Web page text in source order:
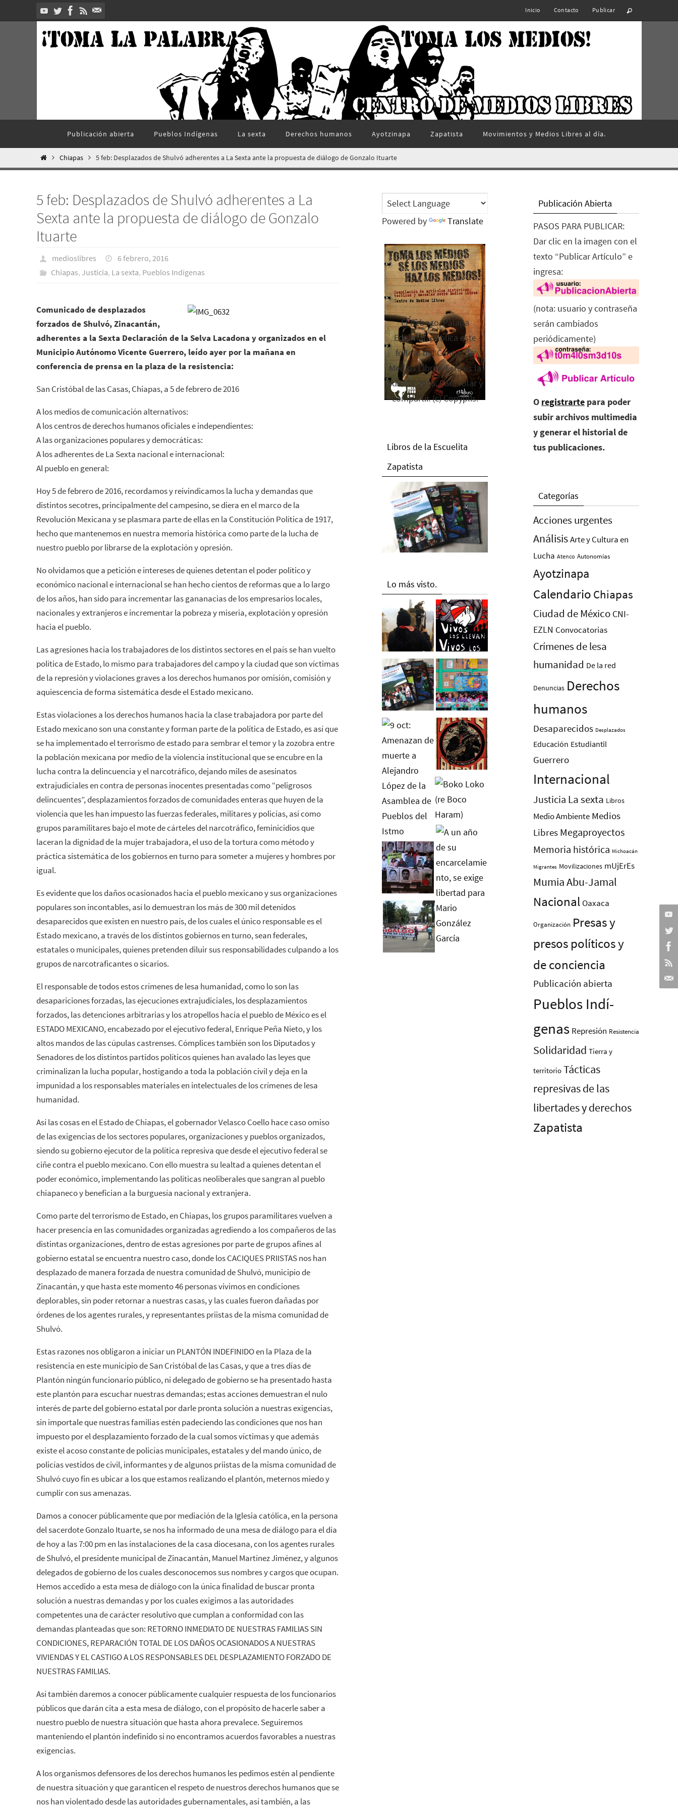
al
Inicio Contacto Publicar
contenido
Publicación abierta Pueblos Indí­genas La sexta Derechos humanos Ayotzinapa Zapatista Movimientos y Medios Libres al día.
InicioChiapas 5 feb: Desplazados de Shulvó adherentes a La Sexta ante la propuesta de diálogo de Gonzalo Ituarte
5 feb: Desplazados de Shulvó adherentes a La
Sexta ante la propuesta de diálogo de Gonzalo
Ituarte
medioslibres
6 febrero, 2016
Chiapas, Justicia, La sexta, Pueblos Indí­genas
Comunicado de desplazados
forzados de Shulvó, Zinacantán,
adherentes a la Sexta Declaración de la Selva Lacadona y organizados en el
Municipio Autónomo Vicente Guerrero, leído ayer por la mañana en
conferencia de prensa en la plaza de la resistencia:
San Cristóbal de las Casas, Chiapas, a 5 de febrero de 2016
A los medios de comunicación alternativos:
A los centros de derechos humanos oficiales e independientes:
A las organizaciones populares y democráticas:
A los adherentes de La Sexta nacional e internacional:
Al pueblo en general:
Hoy 5 de febrero de 2016, recordamos y reivindicamos la lucha y demandas que
distintos secotres, principalmente del campesino, se diera en el marco de la
Revolución Mexicana y se plasmara parte de ellas en la Constitución Política de 1917,
hecho que mantenemos en nuestra memoria histórica como parte de la lucha de
nuestro pueblo por librarse de la explotación y opresión.
No olvidamos que a petición e intereses de quienes detentan el poder político y
económico nacional e internacional se han hecho cientos de reformas que a lo largo
de los años, han sido para incrementar las gananacias de los empresarios locales,
nacionales y extranjeros e incrementar la pobreza y miseria, explotación y opresión
hacia el pueblo.
Las agresiones hacia los trabajadores de los distintos sectores en el país se han vuelto
política de Estado, lo mismo para trabajadores del campo y la ciudad que son víctimas
de la represión y violaciones graves a los derechos humanos por omisión, comisión y
aquiescencia de forma sistemática desde el Estado mexicano.
Estas violaciones a los derechos humanos hacia la clase trabajadora por parte del
Estado mexicano son una constante y forman parte de la política de Estado, es así que
se ha implementado el terrorismo de estado para sembrar el temor y la zozobra entre
la población mexicana por medio de la violencia institucional que se encubre en la
lucha contra la delincuencia y el narcotráfico, dejando miles de asesinatos
extrajudiciales en contra de personas inocentes presentadas como “peligrosos
delincuentes”, desplazamientos forzados de comunidades enteras que huyen de la
violencia que les han impuesto las fuerzas federales, militares y policías, así como
grupos paramilitares bajo el mote de cárteles del narcotráfico, feminicidios que
laceran la dignidad de la mujer trabajadora, el uso de la tortura como método y
práctica sistemática de los gobiernos en turno para someter a mujeres y hombres por
igual.
Es evidente que los daños ocasionados hacia el pueblo mexicano y sus organizaciones
populares son incontables, así lo demuestran los más de 300 mil detenidos
desaparecidos que existen en nuestro país, de los cuales el único responsable es el
Estado mexicano, a través de los distintos gobiernos en turno, sean federales,
estatales o municipales, quienes pretenden diluir sus responsabilidades culpando a los
grupos de narcotraficantes o sicarios.
El responsable de todos estos crímenes de lesa humanidad, como lo son las
desapariciones forzadas, las ejecuciones extrajudiciales, los desplazamientos
forzados, las detenciones arbitrarias y los atropellos hacia el pueblo de México es el
ESTADO MEXICANO, encabezado por el ejecutivo federal, Enrique Peña Nieto, y los
altos mandos de las cúpulas castrenses. Cómplices también son los Diputados y
Senadores de los distintos partidos políticos quienes han avalado las leyes que
criminalizan la lucha popular, hostigando a toda la población civil y deja en la
impunidad a los responsables materiales en intelectuales de los crímenes de lesa
humanidad.
Así las cosas en el Estado de Chiapas, el gobernador Velasco Coello hace caso omiso
de las exigencias de los sectores populares, organizaciones y pueblos organizados,
siendo su gobierno ejecutor de la política represiva que desde el ejecutivo federal se
ciñe contra el pueblo mexicano. Con ello muestra su lealtad a quienes detentan el
poder económico, implementando las políticas neoliberales que sangran al pueblo
chiapaneco y benefician a la burguesía nacional y extranjera.
Como parte del terrorismo de Estado, en Chiapas, los grupos paramilitares vuelven a
hacer presencia en las comunidades organizadas agrediendo a los compañeros de las
distintas organizaciones, dentro de estas agresiones por parte de grupos afines al
gobierno estatal se encuentra nuestro caso, donde los CACIQUES PRIISTAS nos han
desplazado de manera forzada de nuestra comunidad de Shulvó, municipio de
Zinacantán, y que hasta este momento 46 personas vivimos en condiciones
deplorables, sin poder retornar a nuestras casas, y las cuales fueron dañadas por
órdenes de los agentes rurales, y representantes priistas de la misma comunidad de
Shulvó.
Estas razones nos obligaron a iniciar un PLANTÓN INDEFINIDO en la Plaza de la
resistencia en este municipio de San Cristóbal de las Casas, y que a tres días de
Plantón ningún funcionario público, ni delegado de gobierno se ha presentado hasta
este plantón para escuchar nuestras demandas; estas acciones demuestran el nulo
interés de parte del gobierno estatal por darle pronta solución a nuestras exigencias,
sin importale que nuestras familias estén padeciendo las condiciones que nos han
impuesto por el desplazamiento forzado de la cual somos víctimas y que además
existe el acoso constante de policías municipales, estatales y del mando único, de
policías vestidos de civil, informantes y de algunos priistas de la misma comunidad de
Shulvó cuyo fin es ubicar a los que estamos realizando el plantón, meternos miedo y
cumplir con sus amenazas.
Damos a conocer públicamente que por mediación de la Iglesia católica, en la persona
del sacerdote Gonzalo Ituarte, se nos ha informado de una mesa de diálogo para el día
de hoy a las 7:00 pm en las instalaciones de la casa diocesana, con los agentes rurales
de Shulvó, el presidente municipal de Zinacantán, Manuel Martínez Jiménez, y algunos
delegados de gobierno de los cuales desconocemos sus nombres y cargos que ocupan.
Hemos accedido a esta mesa de diálogo con la única finalidad de buscar pronta
solución a nuestras demandas y por los cuales exigimos a las autoridades
competentes una de carácter resolutivo que cumplan a conformidad con las
demandas planteadas que son: RETORNO INMEDIATO DE NUESTRAS FAMILIAS SIN
CONDICIONES, REPARACIÓN TOTAL DE LOS DAÑOS OCASIONADOS A NUESTRAS
VIVIENDAS Y EL CASTIGO A LOS RESPONSABLES DEL DESPLAZAMIENTO FORZADO DE
NUESTRAS FAMILIAS.
Así también daremos a conocer públicamente cualquier respuesta de los funcionarios
públicos que darán cita a esta mesa de diálogo, con el propósito de hacerle saber a
nuestro pueblo de nuestra situación que hasta ahora prevalece. Seguiremos
manteniendo el plantón indefinido si no encontramos acuerdos favorables a nuestras
exigencias.
A los organismos defensores de los derechos humanos les pedimos estén al pendiente
de nuestra situación y que garanticen el respeto de nuestros derechos humanos que se
nos han violentado desde las autoridades gubernamentales, así también, a las
Powered by Translate
El Rebozo, Palapa
Editorial, publica este
folleto del Centro de
Medios Libres. Esta es la
edición 2016. Para rolar y
compartir. (c) Copyplis.
Libros de la Escuelita
Zapatista
Lo más visto.
Publicación Abierta
PASOS PARA PUBLICAR:
Dar clic en la imagen con el
texto “Publicar Artículo” e
ingresa:
(nota: usuario y contraseña
serán cambiados
periódicamente)
O registrarte para poder
subir archivos multimedia
y generar el historial de
tus publicaciones.
Categorías
Acciones urgentes
AnálisisArte y Cultura en
Lucha Atenco Autonomías
Ayotzinapa
Calendario Chiapas
Ciudad de México CNI-
EZLN Convocatorias
Crímenes de lesa
humanidad De la red
Denuncias Derechos
humanos
Desaparecidos Desplazados
Educación Estudiantil
Guerrero
Internacional
Justicia La sexta Libros
Medio Ambiente Medios
Libres Megaproyectos
Memoria histórica Michoacán
Migrantes Movilizaciones mUjErEs
Mumia Abu-Jamal
Nacional Oaxaca
Organización Presas y
presos polí­ticos y
de conciencia
Publicación abierta
Pueblos Indí­
genas Represión Resistencia
Solidaridad Tierra y
territorio Tácticas
represivas de las
libertades y derechos
Zapatista